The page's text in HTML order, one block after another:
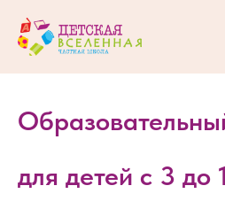
для детей с 3 до